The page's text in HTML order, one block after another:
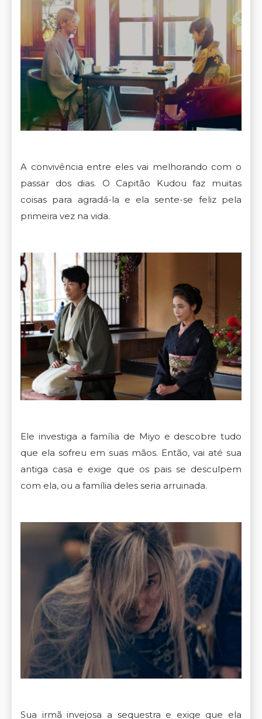
A convivência entre eles vai melhorando com o
passar dos dias. O Capitão Kudou faz muitas
coisas para agradá-la e ela sente-se feliz pela
primeira vez na vida.
Ele investiga a família de Miyo e descobre tudo
que ela sofreu em suas mãos. Então, vai até sua
antiga casa e exige que os pais se desculpem
com ela, ou a família deles seria arruinada.
Sua irmã invejosa a sequestra e exige que ela